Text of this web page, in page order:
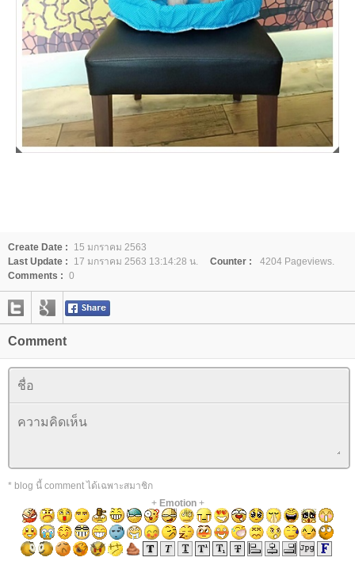
Create Date :
15 มกราคม 2563
Last Update :
17 มกราคม 2563 13:14:28 น. Counter :
4204 Pageviews.
Comments : 0
Comment
* blog นี้ comment ได้เฉพาะสมาชิก
+ Emotion+